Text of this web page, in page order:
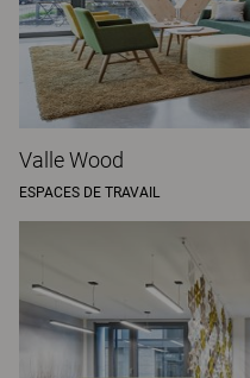
Valle Wood
ESPACES DE TRAVAIL